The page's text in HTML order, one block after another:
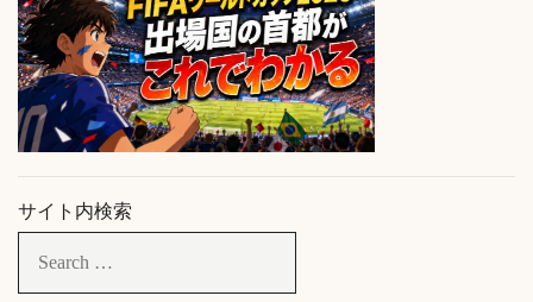
サイト内検索